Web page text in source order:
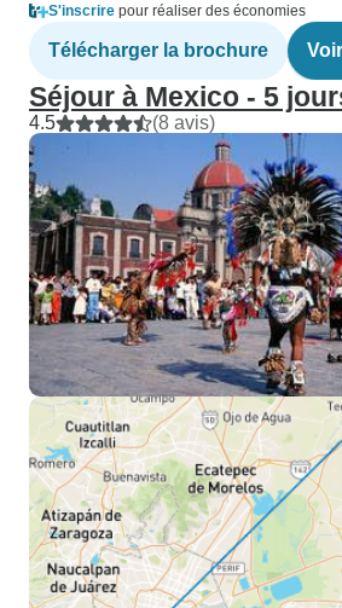
S'inscrire pour réaliser des économies
Télécharger la brochure
Séjour à Mexico - 5
4.5 (8 avis)